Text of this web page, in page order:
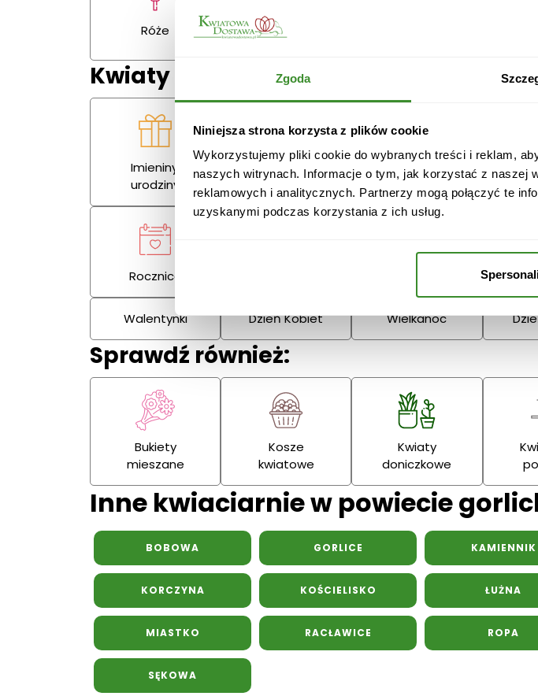
Zgoda
Niniejsza strona korzysta z plików cookie
Wykorzystujemy pliki cookie do wybranych treści i reklam,
naszych witrynach. Informacje o tym, jak korzystać z naszej
reklamowych i analitycznych. Partnerzy mogą połączyć te
uzyskanymi podczas korzystania z ich usług.
Róże
Gerbery,
goździki
Kwiaty na każdą okazję
Imieniny,
urodziny
Miłość Przeprosiny
Rocznica
Walentynki Dzień Kobiet Wielkanoc
Sprawdź również:
Bukiety
mieszane
Kosze
kwiatowe
Kwiaty
doniczkowe
Inne kwiaciarnie w powiecie
BOBOWA GORLICE KAMIENNIK
KORCZYNA KOŚCIELISKO ŁUŻNA
MIASTKO RACŁAWICE ROPA
SĘKOWA